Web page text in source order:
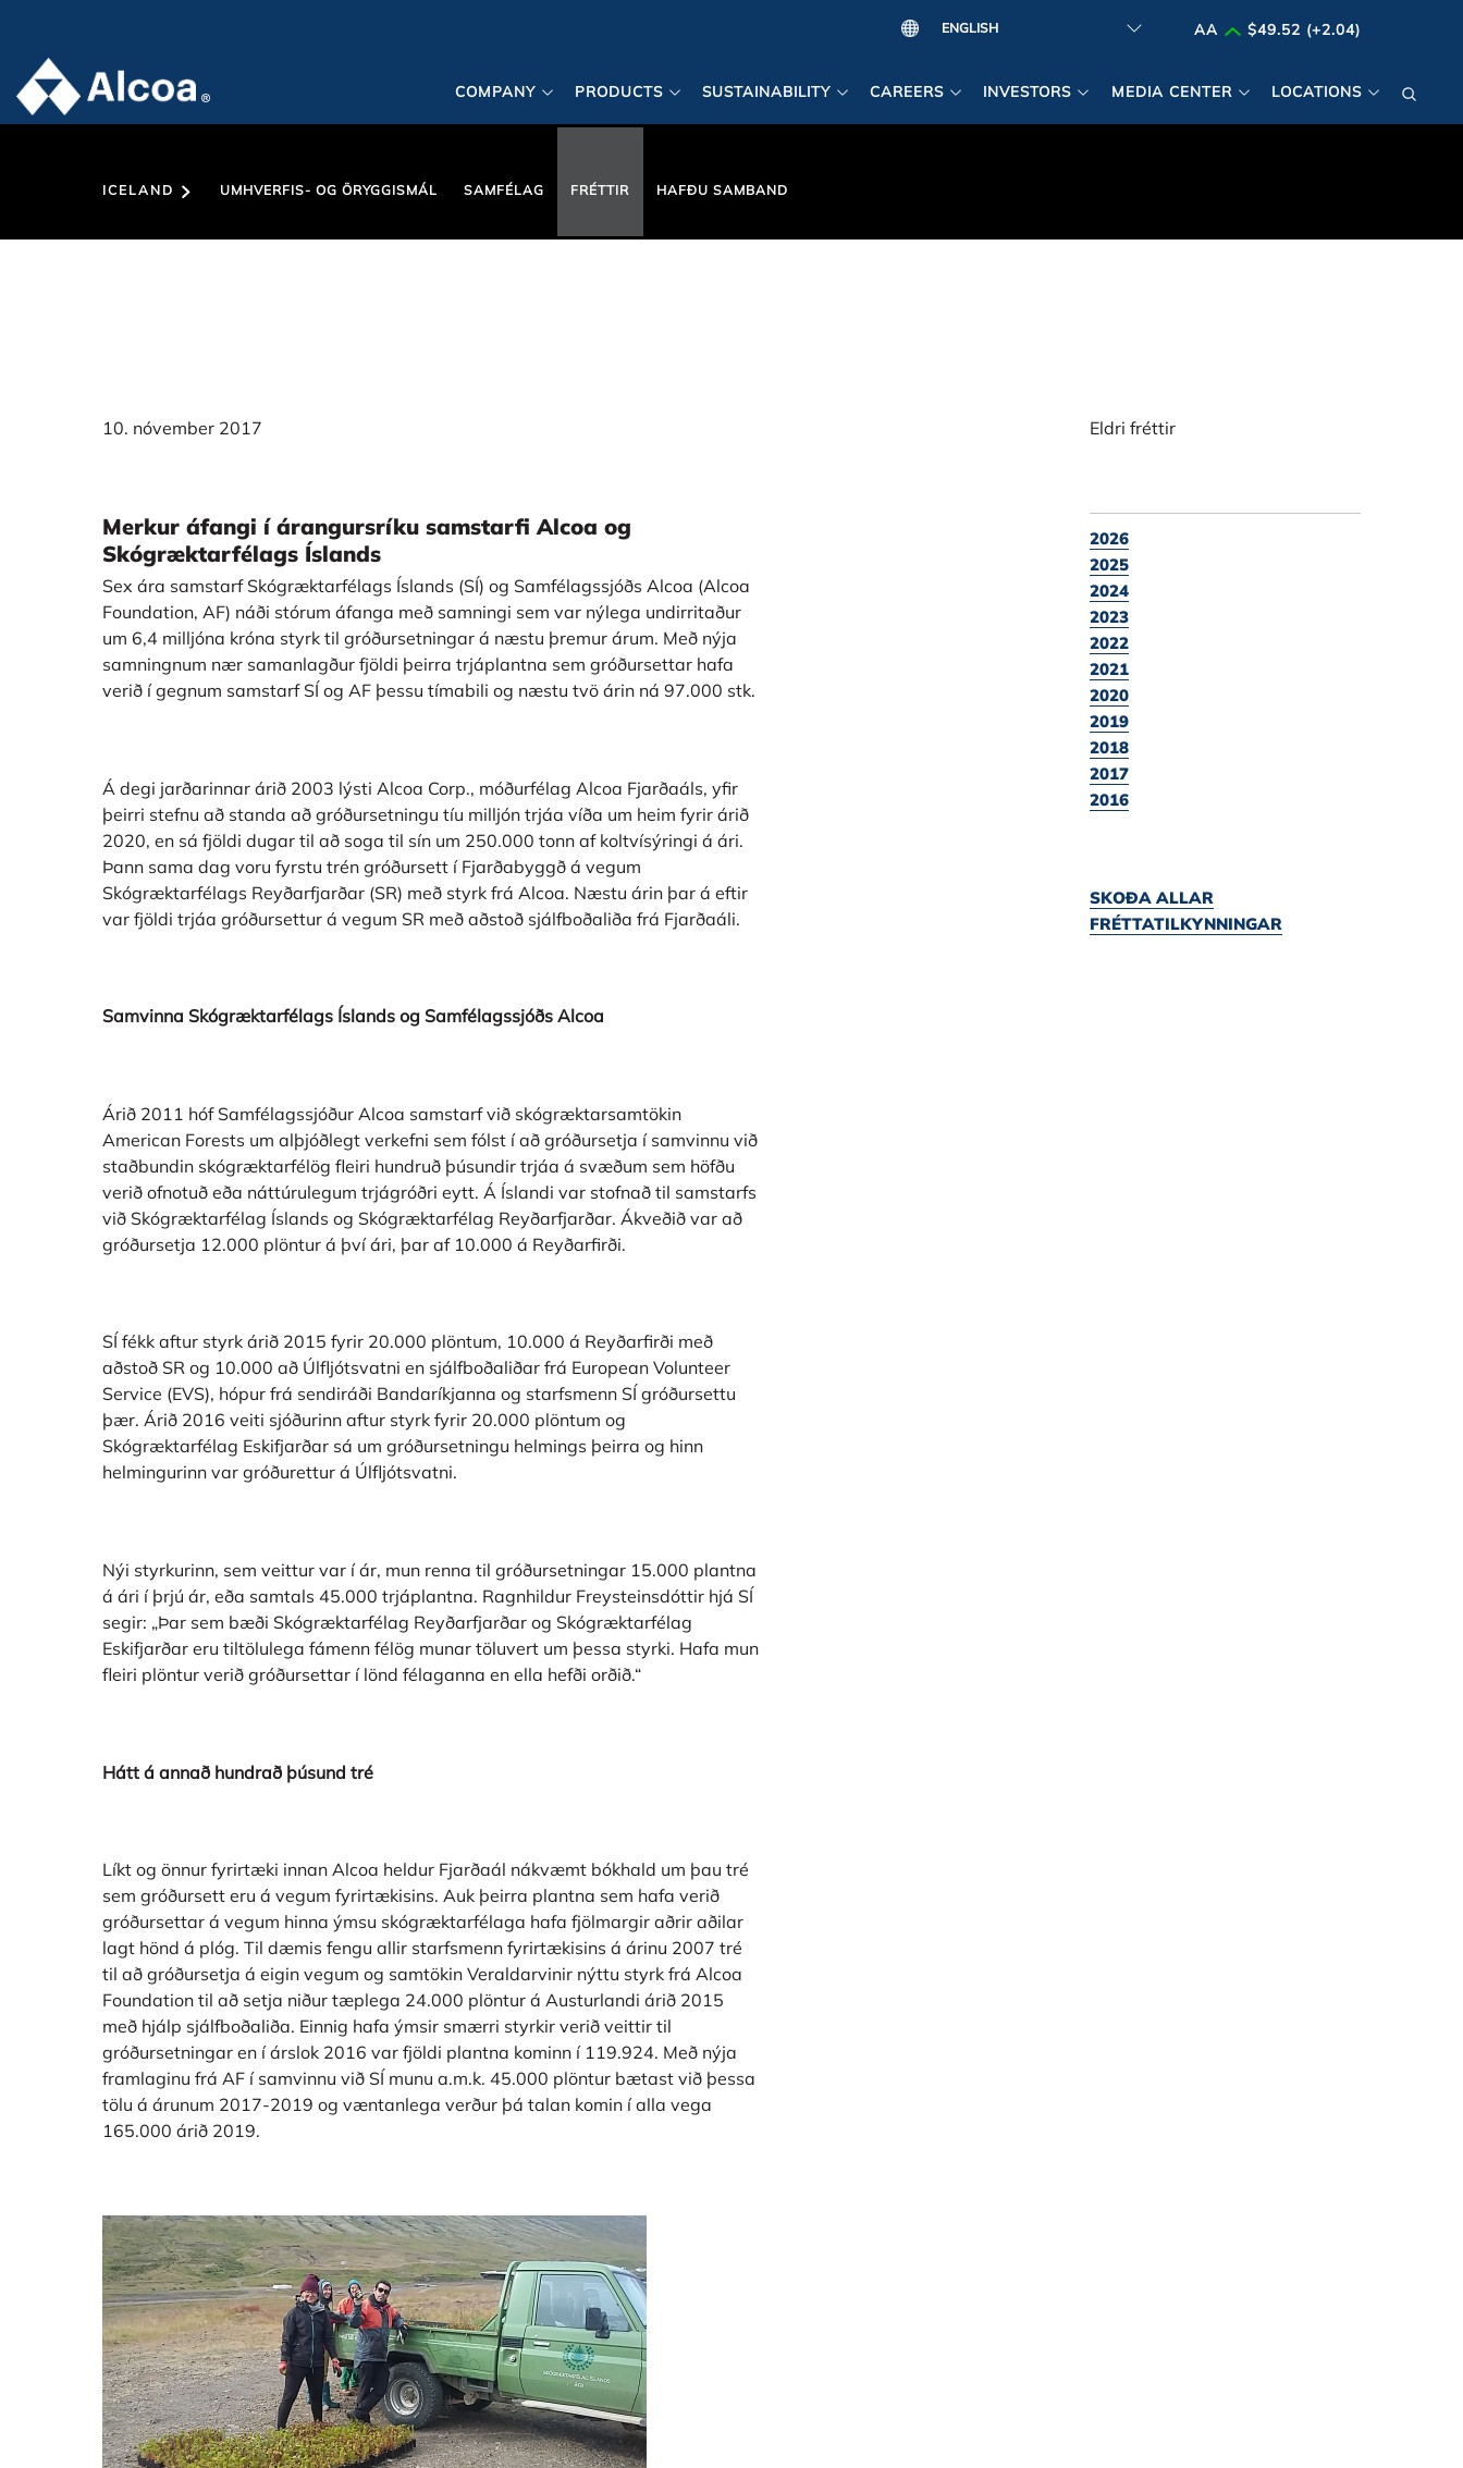
AA $49.52 (+2.04)
COMPANY PRODUCTS SUSTAINABILITY CAREERS INVESTORS MEDIA CENTER LOCATIONS
ICELAND UMHVERFIS- OG ÖRYGGISMÁL SAMFÉLAG FRÉTTIR HAFÐU SAMBAND
10. nóvember 2017
Merkur áfangi í árangursríku samstarfi Alcoa og
Skógræktarfélags Íslands
Sex ára samstarf Skógræktarfélags Íslands (SÍ) og Samfélagssjóðs Alcoa (Alcoa
Foundation, AF) náði stórum áfanga með samningi sem var nýlega undirritaður
um 6,4 milljóna króna styrk til gróðursetningar á næstu þremur árum. Með nýja
samningnum nær samanlagður fjöldi þeirra trjáplantna sem gróðursettar hafa
verið í gegnum samstarf SÍ og AF þessu tímabili og næstu tvö árin ná 97.000 stk.
Á degi jarðarinnar árið 2003 lýsti Alcoa Corp., móðurfélag Alcoa Fjarðaáls, yfir
þeirri stefnu að standa að gróðursetningu tíu milljón trjáa víða um heim fyrir árið
2020, en sá fjöldi dugar til að soga til sín um 250.000 tonn af koltvísýringi á ári.
Þann sama dag voru fyrstu trén gróðursett í Fjarðabyggð á vegum
Skógræktarfélags Reyðarfjarðar (SR) með styrk frá Alcoa. Næstu árin þar á eftir
var fjöldi trjáa gróðursettur á vegum SR með aðstoð sjálfboðaliða frá Fjarðaáli.
Samvinna Skógræktarfélags Íslands og Samfélagssjóðs Alcoa
Árið 2011 hóf Samfélagssjóður Alcoa samstarf við skógræktarsamtökin
American Forests um alþjóðlegt verkefni sem fólst í að gróðursetja í samvinnu við
staðbundin skógræktarfélög fleiri hundruð þúsundir trjáa á svæðum sem höfðu
verið ofnotuð eða náttúrulegum trjágróðri eytt. Á Íslandi var stofnað til samstarfs
við Skógræktarfélag Íslands og Skógræktarfélag Reyðarfjarðar. Ákveðið var að
gróðursetja 12.000 plöntur á því ári, þar af 10.000 á Reyðarfirði.
SÍ fékk aftur styrk árið 2015 fyrir 20.000 plöntum, 10.000 á Reyðarfirði með
aðstoð SR og 10.000 að Úlfljótsvatni en sjálfboðaliðar frá European Volunteer
Service (EVS), hópur frá sendiráði Bandaríkjanna og starfsmenn SÍ gróðursettu
þær. Árið 2016 veiti sjóðurinn aftur styrk fyrir 20.000 plöntum og
Skógræktarfélag Eskifjarðar sá um gróðursetningu helmings þeirra og hinn
helmingurinn var gróðurettur á Úlfljótsvatni.
Nýi styrkurinn, sem veittur var í ár, mun renna til gróðursetningar 15.000 plantna
á ári í þrjú ár, eða samtals 45.000 trjáplantna. Ragnhildur Freysteinsdóttir hjá SÍ
segir: „Þar sem bæði Skógræktarfélag Reyðarfjarðar og Skógræktarfélag
Eskifjarðar eru tiltölulega fámenn félög munar töluvert um þessa styrki. Hafa mun
fleiri plöntur verið gróðursettar í lönd félaganna en ella hefði orðið.“
Hátt á annað hundrað þúsund tré
Líkt og önnur fyrirtæki innan Alcoa heldur Fjarðaál nákvæmt bókhald um þau tré
sem gróðursett eru á vegum fyrirtækisins. Auk þeirra plantna sem hafa verið
gróðursettar á vegum hinna ýmsu skógræktarfélaga hafa fjölmargir aðrir aðilar
lagt hönd á plóg. Til dæmis fengu allir starfsmenn fyrirtækisins á árinu 2007 tré
til að gróðursetja á eigin vegum og samtökin Veraldarvinir nýttu styrk frá Alcoa
Foundation til að setja niður tæplega 24.000 plöntur á Austurlandi árið 2015
með hjálp sjálfboðaliða. Einnig hafa ýmsir smærri styrkir verið veittir til
gróðursetningar en í árslok 2016 var fjöldi plantna kominn í 119.924. Með nýja
framlaginu frá AF í samvinnu við SÍ munu a.m.k. 45.000 plöntur bætast við þessa
tölu á árunum 2017-2019 og væntanlega verður þá talan komin í alla vega
165.000 árið 2019.
Eldri fréttir
2026
2025
2024
2023
2022
2021
2020
2019
2018
2017
2016
SKOÐA ALLAR
FRÉTTATILKYNNINGAR